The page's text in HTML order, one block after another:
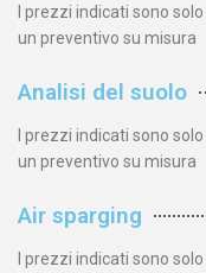
I prezzi indicati sono
un preventivo su misura
Analisi del suolo
I prezzi indicati sono
un preventivo su misura
Air sparging
I prezzi indicati sono